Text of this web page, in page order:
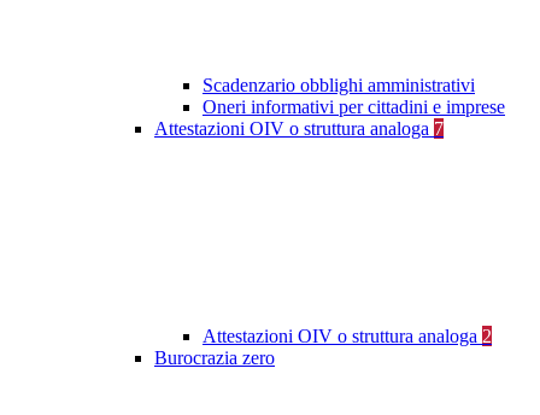
Scadenzario obblighi amministrativi
Oneri informativi per cittadini e imprese
Attestazioni OIV o struttura analoga 7
Attestazioni OIV o struttura analoga 2
Burocrazia zero